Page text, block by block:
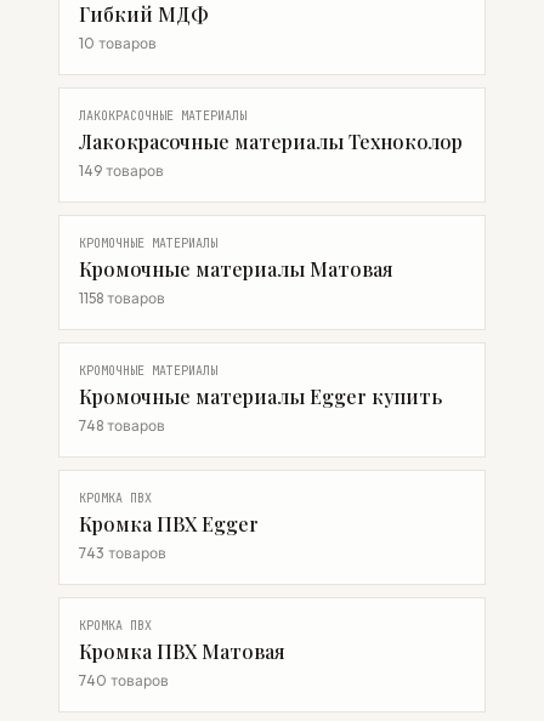
Гибкий МДФ
10 товаров
ЛАКОКРАСОЧНЫЕ МАТЕРИАЛЫ
Лакокрасочные материалы Техноколор
149 товаров
КРОМОЧНЫЕ МАТЕРИАЛЫ
Кромочные материалы Матовая
1158 товаров
КРОМОЧНЫЕ МАТЕРИАЛЫ
Кромочные материалы Egger купить
748 товаров
КРОМКА ПВХ
Кромка ПВХ Egger
743 товаров
КРОМКА ПВХ
Кромка ПВХ Матовая
740 товаров